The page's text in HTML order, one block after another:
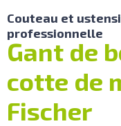
Couteau et
professionnelle
Gant de
cotte de
Fischer